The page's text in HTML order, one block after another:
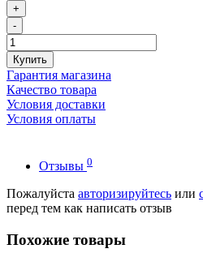
+
-
Купить
Гарантия магазина
Качество товара
Условия доставки
Условия оплаты
Отзывы 0
Пожалуйста авторизируйтесь или
перед тем как написать отзыв
Похожие товары